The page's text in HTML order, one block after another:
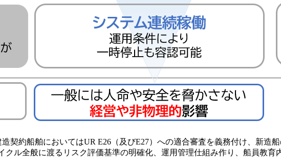
契約船舶においてはUR E26（及びE27）への適合審査を義務付け、新造
ル全般に渡るリスク評価基準の明確化、運用管理仕組み作り、船員教